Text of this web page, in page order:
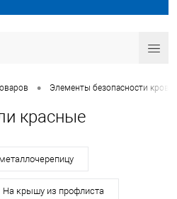
• Элементы безопасности
красные
На крышу из профлиста